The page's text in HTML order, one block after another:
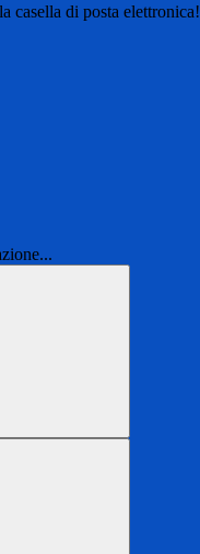
casella di posta elettronica!